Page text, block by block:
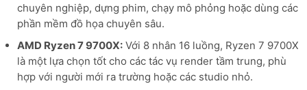
chuyên nghiệp, dựng phim, chạy mô phỏng hoặc dùng các
phần mềm đồ họa chuyên sâu.
AMD Ryzen 7 9700X:Với 8 nhân 16 luồng, Ryzen 7 9700X
là một lựa chọn tốt cho các tác vụ render tầm trung, phù
hợp với người mới ra trường hoặc các studio nhỏ.